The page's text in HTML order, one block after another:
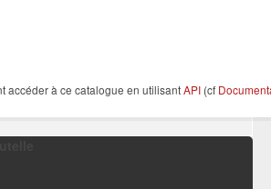
accéder à ce catalogue en utilisantAPI (cf